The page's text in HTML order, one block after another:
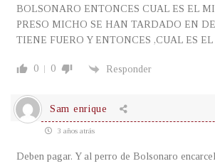
BOLSONARO ENTONCES CUAL ES EL
PRESO MICHO SE HAN TARDADO EN
TIENE FUERO Y ENTONCES ,CUAL ES
0 0 Responder
Sam enrique
3 años atrás
Deben pagar. Y al perro de Bolsonaro